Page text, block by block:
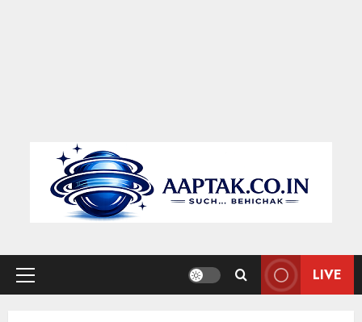
Primary
LIVE